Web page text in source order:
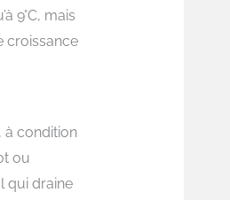
9°C, mais
croissance
à condition
ou
qui draine